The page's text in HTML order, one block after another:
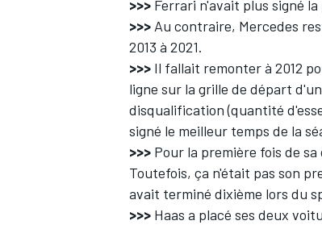
>>> Ferrari n'avait plus signé
>>> Au contraire, Mercedes
2013 à 2021.
>>> Il fallait remonter à 2012
ligne sur la grille de départ
disqualification (quantité
signé le meilleur temps de la
>>> Pour la première fois de
Toutefois, ça n'était pas son
avait terminé dixième lors du
>>> Haas a placé ses deux